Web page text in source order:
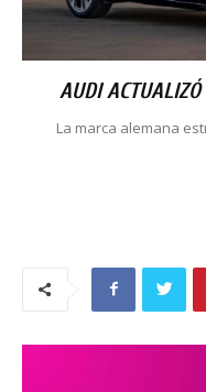
AUDI ACTUALIZÓ
La marca alemana